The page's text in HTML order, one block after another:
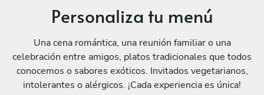
Personaliza tu menú
Una cena romántica, una reunión familiar o una
celebración entre amigos, platos tradicionales que todos
conocemos o sabores exóticos. Invitados vegetarianos,
intolerantes o alérgicos. ¡Cada experiencia es única!